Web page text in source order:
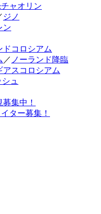
ャオリン
ジノ
ン
ドコロシアム
／ ノーランド降臨
アスコロシアム
ュ
集中！
ター募集！